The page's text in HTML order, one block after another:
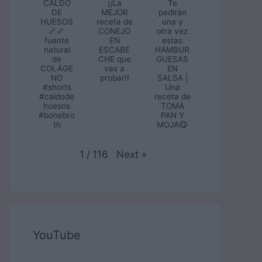
CALDO
DE
HUESOS
🦴🦴
fuente
natural
de
COLÁGE
NO
#shorts
#caldode
huesos
#bonebro
th
¡¡La
MEJOR
receta de
CONEJO
EN
ESCABE
CHE que
vas a
probar!!
Te
pedirán
una y
otra vez
estas
HAMBUR
GUESAS
EN
SALSA |
Una
receta de
TOMA
PAN Y
MOJA😋
1 / 116 Next »
YouTube